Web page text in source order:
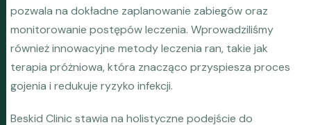
pozwala na dokładne zaplanowanie zabiegów oraz
monitorowanie postępów leczenia. Wprowadziliśmy
również innowacyjne metody leczenia ran, takie jak
terapia próżniowa, która znacząco przyspiesza proces
gojenia i redukuje ryzyko infekcji.
Beskid Clinic stawia na holistyczne podejście do